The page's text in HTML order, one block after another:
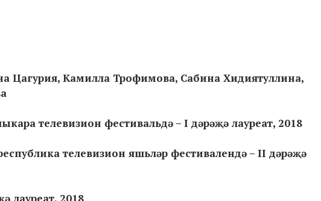
Цагурия, Камилла Трофимова, Сабина Хидиятуллина,
телевизион фестивальдә – I дәрәҗә лауреат, 2018
телевизион яшьләр фестивалендә – II дәрәҗә
лауреат, 2018